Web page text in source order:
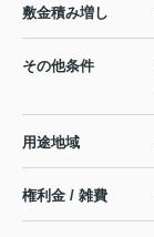
敷金積み増し
その他条件
用途地域
権利金 / 雑費